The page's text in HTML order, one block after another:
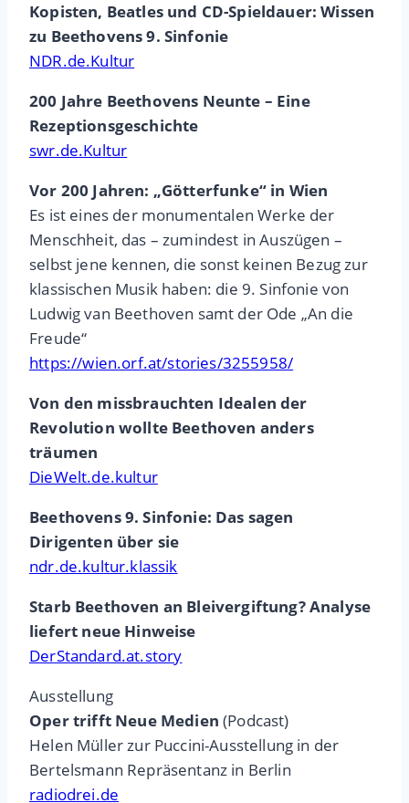
Kopisten, Beatles und CD-Spieldauer: Wissen
zu Beethovens 9. Sinfonie
NDR.de.Kultur
200 Jahre Beethovens Neunte – Eine
Rezeptionsgeschichte
swr.de.Kultur
Vor 200 Jahren: „Götterfunke“ in Wien
Es ist eines der monumentalen Werke der
Menschheit, das – zumindest in Auszügen –
selbst jene kennen, die sonst keinen Bezug zur
klassischen Musik haben: die 9. Sinfonie von
Ludwig van Beethoven samt der Ode „An die
Freude“
https://wien.orf.at/stories/3255958/
Von den missbrauchten Idealen der
Revolution wollte Beethoven anders
träumen
DieWelt.de.kultur
Beethovens 9. Sinfonie: Das sagen
Dirigenten über sie
ndr.de.kultur.klassik
Starb Beethoven an Bleivergiftung? Analyse
liefert neue Hinweise
DerStandard.at.story
Ausstellung
Oper trifft Neue Medien (Podcast)
Helen Müller zur Puccini-Ausstellung in der
Bertelsmann Repräsentanz in Berlin
radiodrei.de